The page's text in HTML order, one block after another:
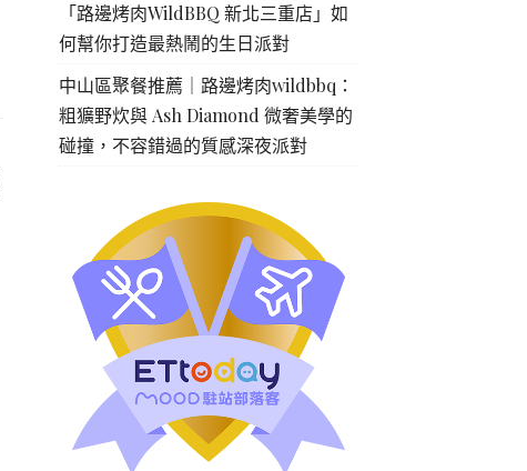
「路邊烤肉WildBBQ 新北三重店」如
何幫你打造最熱鬧的生日派對
中山區聚餐推薦｜路邊烤肉wildbbq：
粗獷野炊與 Ash Diamond 微奢美學的
碰撞，不容錯過的質感深夜派對